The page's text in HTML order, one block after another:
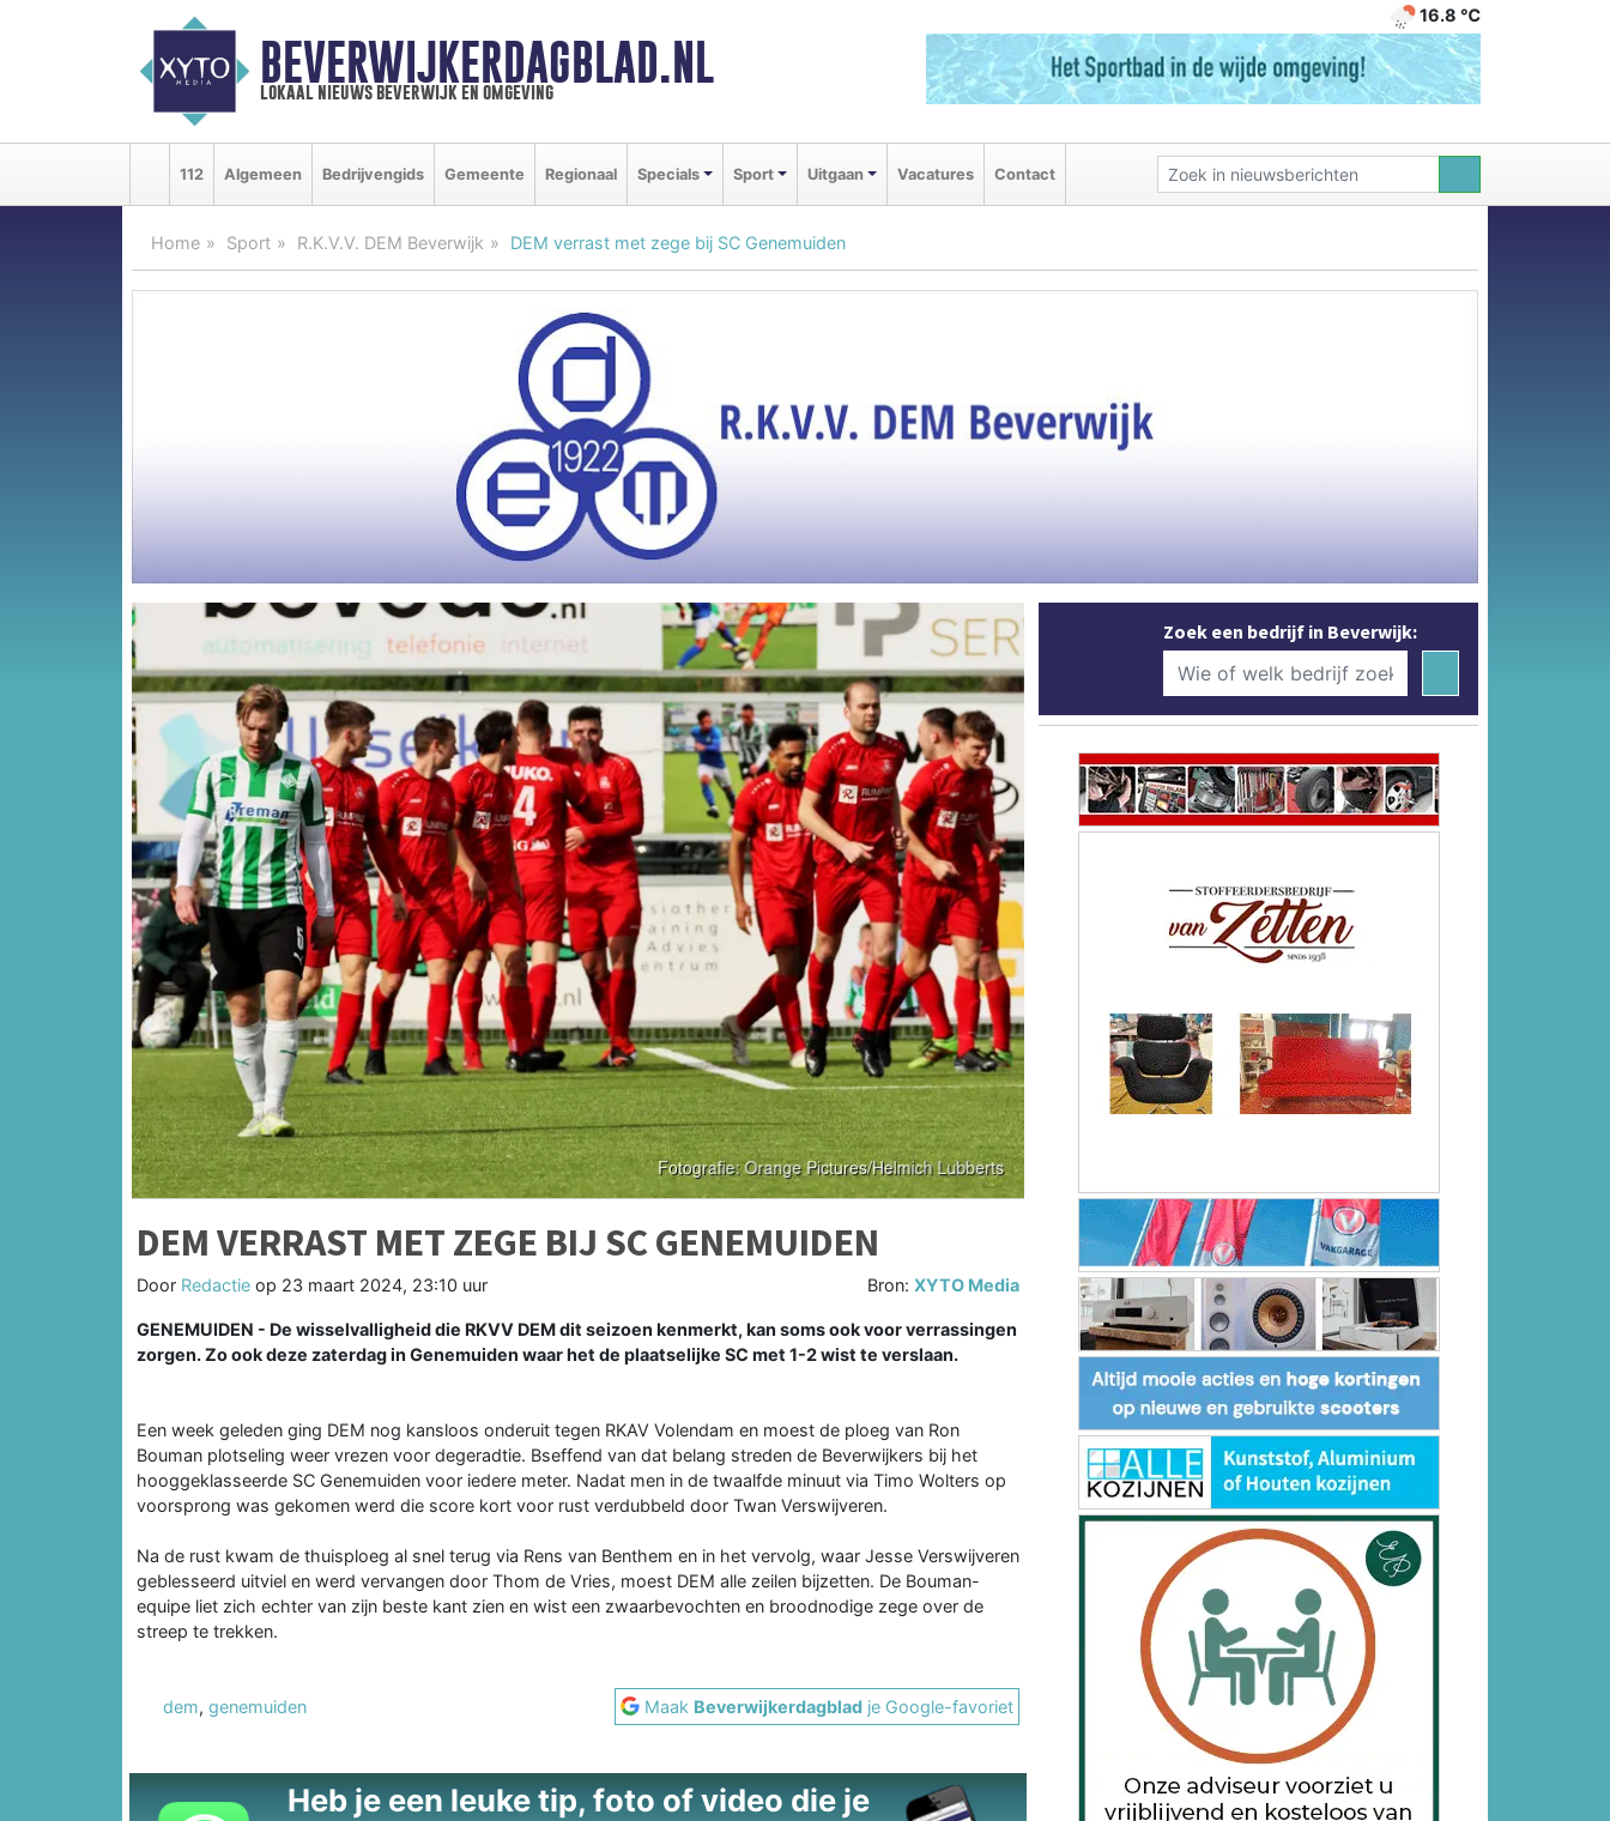
BEVERWIJKERDAGBLAD.NL
lokaal nieuws beverwijk en omgeving
16.8 ℃
112 Algemeen Bedrijvengids Gemeente Regionaal Specials Sport Uitgaan Vacatures Contact
Home Sport R.K.V.V. DEM Beverwijk DEM verrast met zege bij SC Genemuiden
DEM VERRAST MET ZEGE BIJ SC GENEMUIDEN
Door Redactie op 23 maart 2024, 23:10 uur Bron:XYTO Media
GENEMUIDEN - De wisselvalligheid die RKVV DEM dit seizoen kenmerkt, kan soms ook voor verrassingen
zorgen. Zo ook deze zaterdag in Genemuiden waar het de plaatselijke SC met 1-2 wist te verslaan.
Een week geleden ging DEM nog kansloos onderuit tegen RKAV Volendam en moest de ploeg van Ron
Bouman plotseling weer vrezen voor degeradtie. Bseffend van dat belang streden de Beverwijkers bij het
hooggeklasseerde SC Genemuiden voor iedere meter. Nadat men in de twaalfde minuut via Timo Wolters op
voorsprong was gekomen werd die score kort voor rust verdubbeld door Twan Verswijveren.
Na de rust kwam de thuisploeg al snel terug via Rens van Benthem en in het vervolg, waar Jesse Verswijveren
geblesseerd uitviel en werd vervangen door Thom de Vries, moest DEM alle zeilen bijzetten. De Bouman-
equipe liet zich echter van zijn beste kant zien en wist een zwaarbevochten en broodnodige zege over de
streep te trekken.
dem, genemuiden Maak Beverwijkerdagblad je Google-favoriet
Heb je een leuke tip, foto of video die je
Zoek een bedrijf in Beverwijk: